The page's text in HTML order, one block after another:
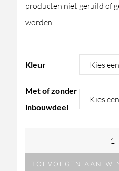
producten niet geruild of
worden.
Kleur
Met of zonder
inbouwdeel
Habito
TOEVOEGEN AAN